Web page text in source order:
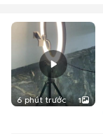
6 phút trước 1